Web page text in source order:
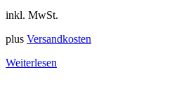
inkl. MwSt.
plus Versandkosten
Weiterlesen